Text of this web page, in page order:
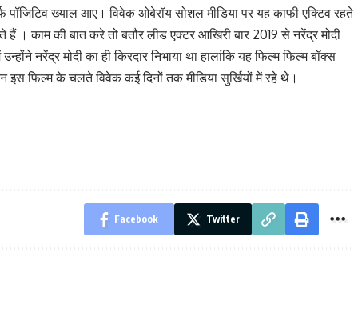
पॉजिटिव ख्याल आए। विवेक ओबेरॉय सोशल मीडिया पर यह काफी एक्टिव रहते
। काम की बात करे तो बतौर लीड एक्टर आखिरी बार 2019 से नरेंद्र मोदी
नरेंद्र मोदी का ही किरदार निभाया था हालांकि यह फिल्म फिल्म बॉक्स
फिल्म के चलते विवेक कई दिनों तक मीडिया सुर्खियों में रहे थे।
Facebook Twitter